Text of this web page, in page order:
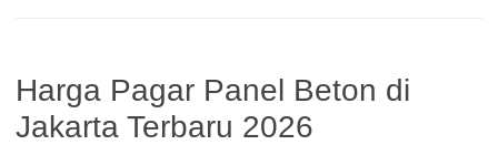
Harga Pagar Panel Beton di
Jakarta Terbaru 2026